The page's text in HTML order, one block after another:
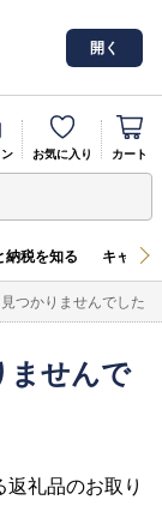
開く
お気に入り カート
納税を知る キャン
つかりませんでした
ませんで
礼品のお取り